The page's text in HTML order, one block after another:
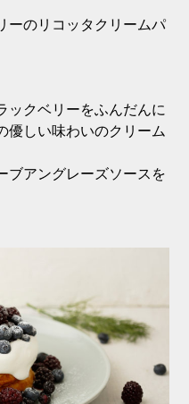
ーのリコッタクリームパ
ックベリーをふんだんに
優しい味わいのクリーム
ブアングレーズソースを